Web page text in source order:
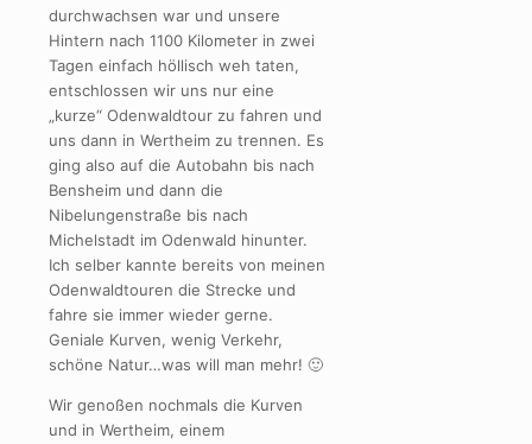
durchwachsen war und unsere
Hintern nach 1100 Kilometer in zwei
Tagen einfach höllisch weh taten,
entschlossen wir uns nur eine
„kurze“ Odenwaldtour zu fahren und
uns dann in Wertheim zu trennen. Es
ging also auf die Autobahn bis nach
Bensheim und dann die
Nibelungenstraße bis nach
Michelstadt im Odenwald hinunter.
Ich selber kannte bereits von meinen
Odenwaldtouren die Strecke und
fahre sie immer wieder gerne.
Geniale Kurven, wenig Verkehr,
schöne Natur…was will man mehr! 🙂
Wir genoßen nochmals die Kurven
und in Wertheim, einem